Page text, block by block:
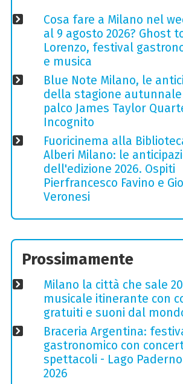
Cosa fare a Milano nel
al 9 agosto 2026? Ghost
Lorenzo, festival
e musica
Blue Note Milano, le
della stagione autunnale
palco James Taylor
Incognito
Fuoricinema alla
Alberi Milano: le
dell'edizione 2026. Ospiti
Pierfrancesco Favino e
Veronesi
Prossimamente
Milano la città che sale
musicale itinerante con
gratuiti e suoni dal
Braceria Argentina:
gastronomico con
spettacoli - Lago
2026